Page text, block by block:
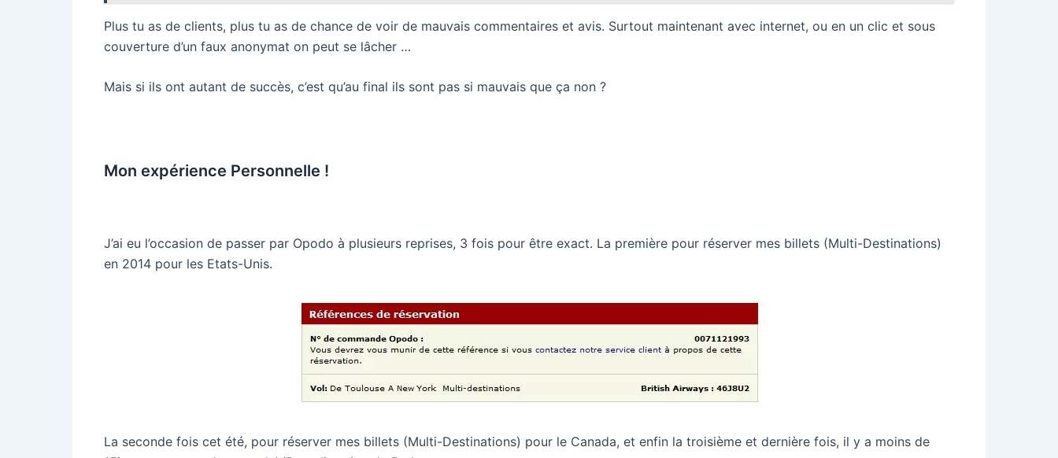
Plus tu as de clients, plus tu as de chance de voir de mauvais commentaires et avis. Surtout maintenant avec internet, ou en un clic et sous
couverture d’un faux anonymat on peut se lâcher …
Mais si ils ont autant de succès, c’est qu’au final ils sont pas si mauvais que ça non ?
Mon expérience Personnelle !
J’ai eu l’occasion de passer par Opodo à plusieurs reprises, 3 fois pour être exact. La première pour réserver mes billets (Multi-Destinations)
en 2014 pour les Etats-Unis.
La seconde fois cet été, pour réserver mes billets (Multi-Destinations) pour le Canada, et enfin la troisième et dernière fois, il y a moins de